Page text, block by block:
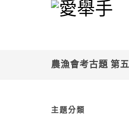
農漁會考古題 第
主題分類